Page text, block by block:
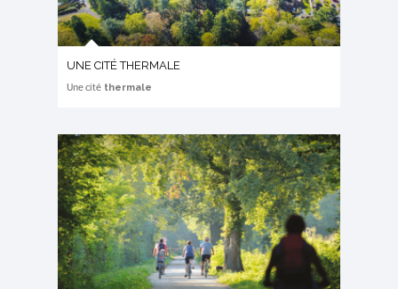
UNE CITÉ THERMALE
Une citéthermale